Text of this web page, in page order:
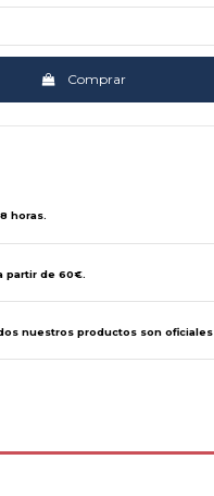
Comprar
horas.
partir de 60€.
nuestros productos son oficiales